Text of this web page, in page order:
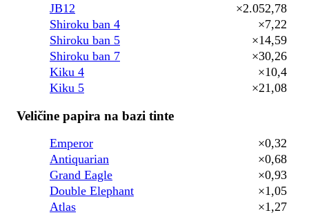
JB12
×2.052,78
Shiroku ban 4
×7,22
Shiroku ban 5
×14,59
Shiroku ban 7
×30,26
Kiku 4
×10,4
Kiku 5
×21,08
Veličine papira na bazi tinte
Emperor
×0,32
Antiquarian
×0,68
Grand Eagle
×0,93
Double Elephant
×1,05
Atlas
×1,27